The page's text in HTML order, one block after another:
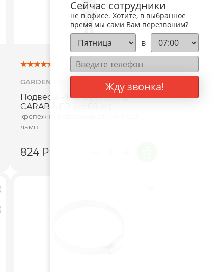
В НАЛИЧИИ
GARDEN HIGHPRO
Подвесы PROHANGER XL
CARABINER (до 68 кг)
крепежно-подвесной элемент для
ламп
824 Р
не в офисе. Хотите, в выбранное
время мы сами Вам перезвоним?
в
Жду звонка!